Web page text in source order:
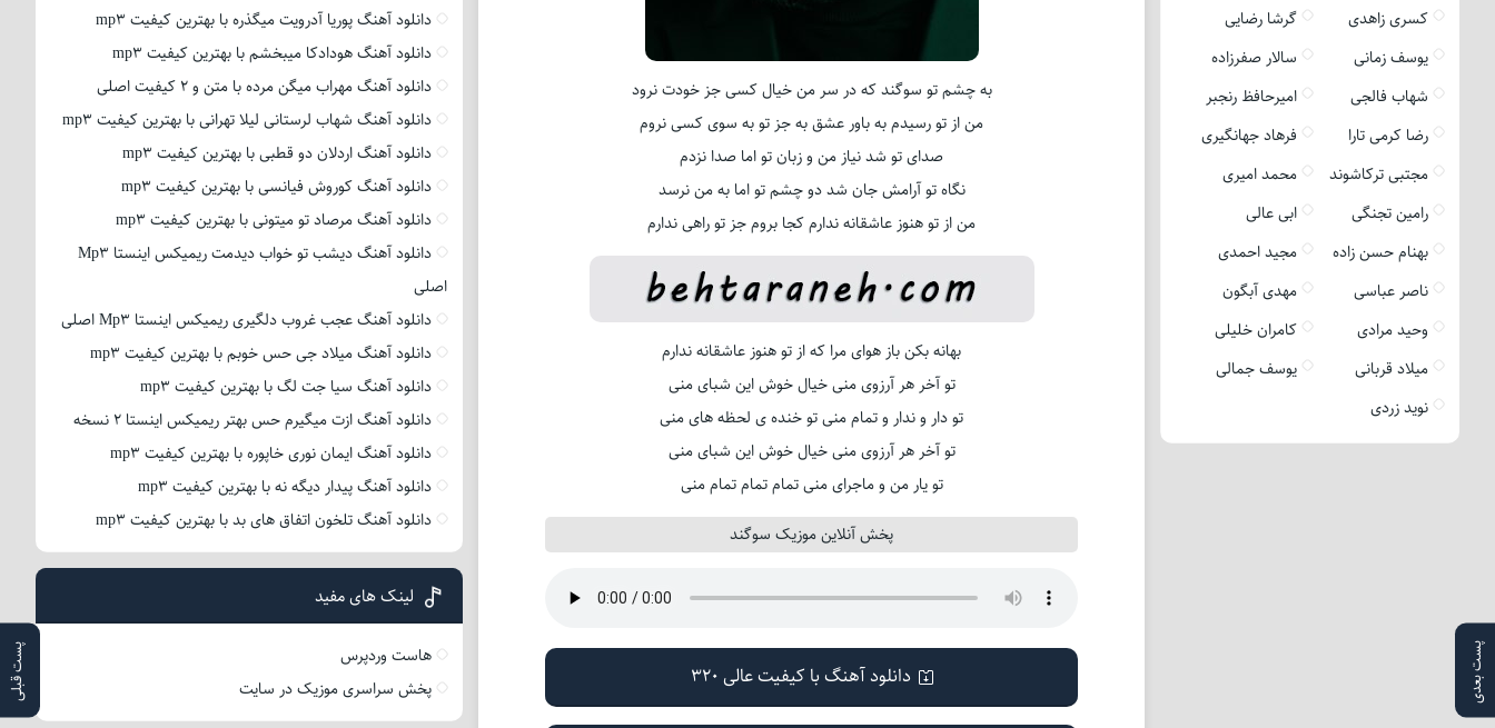
پست بعدی پست قبلی
به چشم تو سوگند که در سر من خیال کسی جز خودت نرود
من از تو رسیدم به باور عشق به جز تو به سوی کسی نروم
صدای تو شد نیاز من و زبان تو اما صدا نزدم
نگاه تو آرامش جان شد دو چشم تو اما به من نرسد
من از تو هنوز عاشقانه ندارم کجا بروم جز تو راهی ندارم
بهانه بکن باز هوای مرا که از تو هنوز عاشقانه ندارم
تو آخر هر آرزوی منی خیال خوش این شبای منی
تو دار و ندار و تمام منی تو خنده ی لحظه های منی
تو آخر هر آرزوی منی خیال خوش این شبای منی
تو یار من و ماجرای منی تمام تمام تمام منی
پخش آنلاین موزیک سوگند
دانلود آهنگ با کیفیت عالی 320
کسری زاهدی
گرشا رضایی
یوسف زمانی
سالار صفرزاده
شهاب فالجی
امیرحافظ رنجبر
رضا کرمی تارا
فرهاد جهانگیری
مجتبی ترکاشوند
محمد امیری
رامین تجنگی
ابی عالی
بهنام حسن زاده
مجید احمدی
ناصر عباسی
مهدی آبگون
وحید مرادی
کامران خلیلی
میلاد قربانی
یوسف جمالی
نوید زردی
دانلود آهنگ پوریا آدرویت میگذره با بهترین کیفیت mp3
دانلود آهنگ هودادکا میبخشم با بهترین کیفیت mp3
دانلود آهنگ مهراب میگن مرده با متن و 2 کیفیت اصلی
دانلود آهنگ شهاب لرستانی لیلا تهرانی با بهترین کیفیت mp3
دانلود آهنگ اردلان دو قطبی با بهترین کیفیت mp3
دانلود آهنگ کوروش فیانسی با بهترین کیفیت mp3
دانلود آهنگ مرصاد تو میتونی با بهترین کیفیت mp3
دانلود آهنگ دیشب تو خواب دیدمت ریمیکس اینستا Mp3
اصلی
دانلود آهنگ عجب غروب دلگیری ریمیکس اینستا Mp3 اصلی
دانلود آهنگ میلاد جی حس خوبم با بهترین کیفیت mp3
دانلود آهنگ سیا جت لگ با بهترین کیفیت mp3
دانلود آهنگ ازت میگیرم حس بهتر ریمیکس اینستا 2 نسخه
دانلود آهنگ ایمان نوری خاپوره با بهترین کیفیت mp3
دانلود آهنگ پیدار دیگه نه با بهترین کیفیت mp3
دانلود آهنگ تلخون اتفاق های بد با بهترین کیفیت mp3
لینک های مفید
هاست وردپرس
پخش سراسری موزیک در سایت